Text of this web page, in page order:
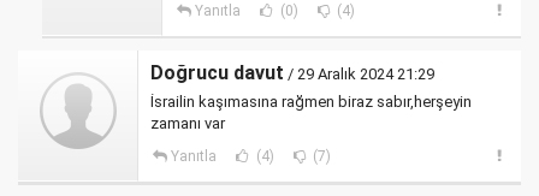
Yanıtla (0) (4)
Doğrucu davut / 29 Aralık 2024 21:29
İsrailin kaşımasına rağmen biraz sabır,herşeyin
zamanı var
Yanıtla (4) (7)